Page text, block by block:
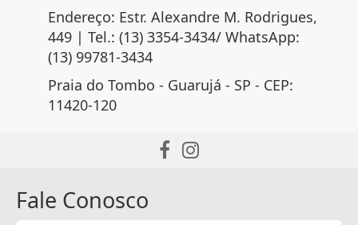
Endereço: Estr. Alexandre M. Rodrigues,
449 | Tel.: (13) 3354-3434/ WhatsApp:
(13) 99781-3434
Praia do Tombo - Guarujá - SP - CEP:
11420-120
Fale Conosco